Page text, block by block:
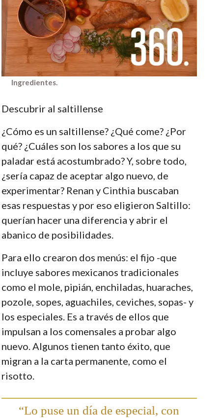
Ingredientes.
Descubrir al saltillense
¿Cómo es un saltillense? ¿Qué come? ¿Por
qué? ¿Cuáles son los sabores a los que su
paladar está acostumbrado? Y, sobre todo,
¿sería capaz de aceptar algo nuevo, de
experimentar? Renan y Cinthia buscaban
esas respuestas y por eso eligieron Saltillo:
querían hacer una diferencia y abrir el
abanico de posibilidades.
Para ello crearon dos menús: el fijo -que
incluye sabores mexicanos tradicionales
como el mole, pipián, enchiladas, huaraches,
pozole, sopes, aguachiles, ceviches, sopas- y
los especiales. Es a través de ellos que
impulsan a los comensales a probar algo
nuevo. Algunos tienen tanto éxito, que
migran a la carta permanente, como el
risotto.
“Lo puse un día de especial, con